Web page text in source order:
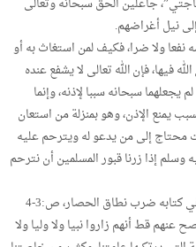
نيل أغراضهم.
نفعا ولا ضرا، فكيف لمن استغاث به أو
فيها، فإن الله تعالى لا يشفع عنده
يجعلهما سبحانه سببا لإذنه، وإنما
يمنع الإذن، وهو بمنزلة من استعان
محتاج إلى من يدعو له ويترحم عليه
وسلم إذا زرنا قبور المسلمين أن نترحم
وقال محمد بن اليمني الناصري (1391 هـ) في كتابه ضرب نطاق الحصار، ص:3-4
قط أنهم زاروا نبيا ولا وليا ولا